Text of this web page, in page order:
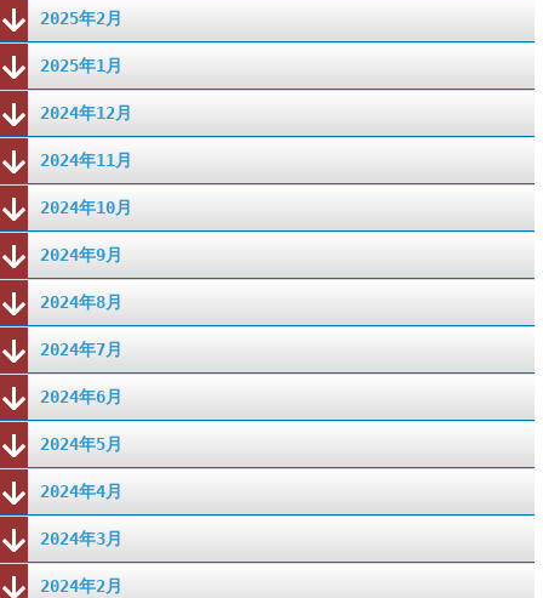
2025年2月
2025年1月
2024年12月
2024年11月
2024年10月
2024年9月
2024年8月
2024年7月
2024年6月
2024年5月
2024年4月
2024年3月
2024年2月